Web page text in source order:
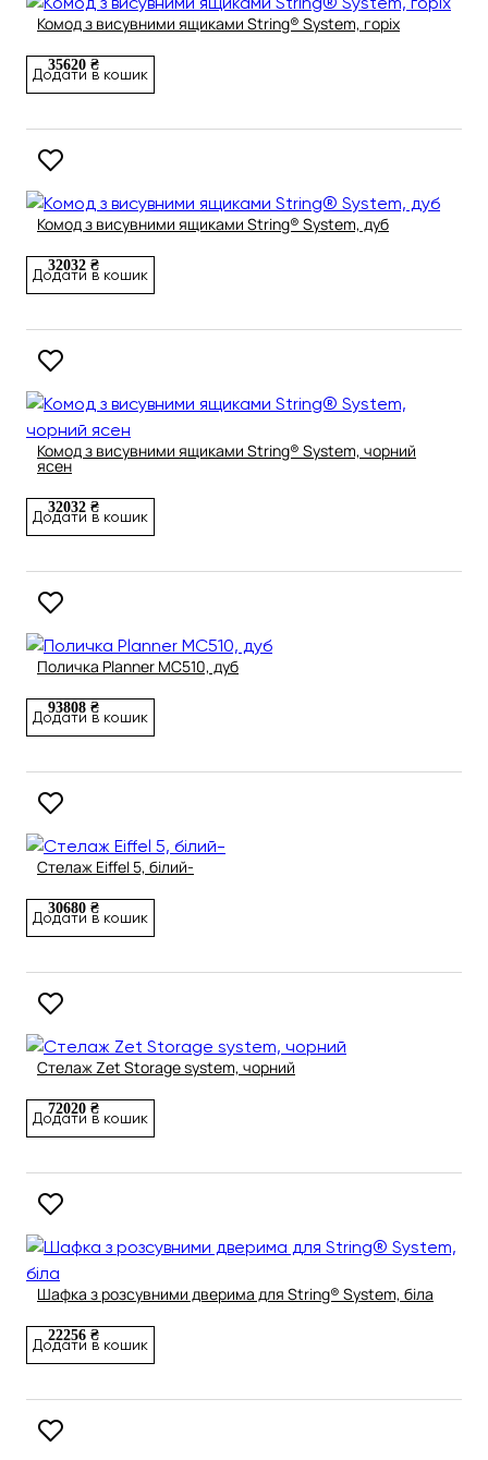
Комод з висувними ящиками String® System, горіх
35620 ₴
Додати в кошик
Комод з висувними ящиками String® System, дуб
32032 ₴
Додати в кошик
Комод з висувними ящиками String® System, чорний
ясен
32032 ₴
Додати в кошик
Поличка Planner MC510, дуб
93808 ₴
Додати в кошик
Стелаж Eiffel 5, білий-
30680 ₴
Додати в кошик
Стелаж Zet Storage system, чорний
72020 ₴
Додати в кошик
Шафка з розсувними дверима для String® System, біла
22256 ₴
Додати в кошик